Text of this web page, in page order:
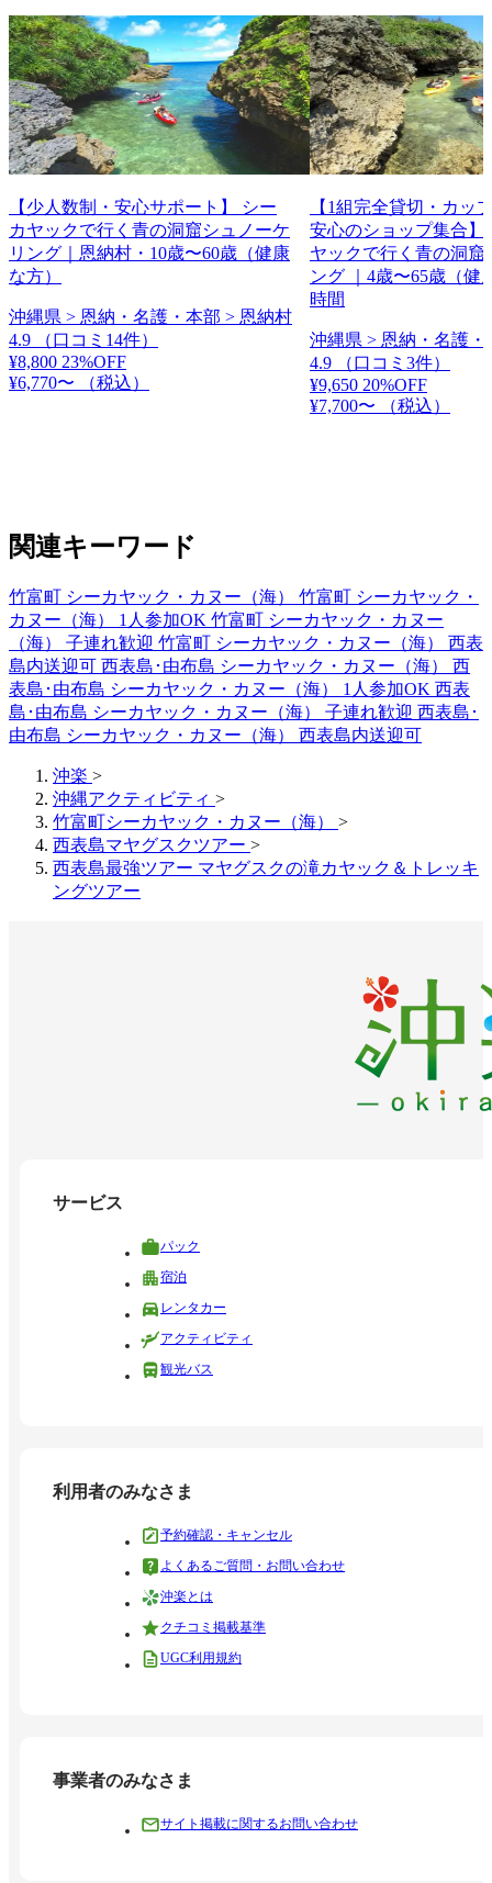
【少人数制・安心サポート】 シー
カヤックで行く青の洞窟シュノーケ
リング｜恩納村・10歳〜60歳（健康
な方）
沖縄県 > 恩納・名護・本部 > 恩納村
4.9
（口コミ14件）
¥8,800 23%OFF
¥6,770〜
（税込）
【1組完全貸切・カッ
安心のショップ集合】
ヤックで行く青の洞窟
ング ｜4歳〜65歳（健
時間
沖縄県 > 恩納・名護・
4.9
（口コミ3件）
¥9,650 20%OFF
¥7,700〜
（税込）
関連キーワード
竹富町 シーカヤック・カヌー（海） 竹富町 シーカヤック・
カヌー（海） 1人参加OK 竹富町 シーカヤック・カヌー
（海） 子連れ歓迎 竹富町 シーカヤック・カヌー（海） 西表
島内送迎可 西表島･由布島 シーカヤック・カヌー（海） 西
表島･由布島 シーカヤック・カヌー（海） 1人参加OK 西表
島･由布島 シーカヤック・カヌー（海） 子連れ歓迎 西表島･
由布島 シーカヤック・カヌー（海） 西表島内送迎可
沖楽 >
沖縄アクティビティ >
竹富町シーカヤック・カヌー（海） >
西表島マヤグスクツアー >
西表島最強ツアー マヤグスクの滝カヤック＆トレッキ
ングツアー
サービス
パック
宿泊
レンタカー
アクティビティ
観光バス
利用者のみなさま
予約確認・キャンセル
よくあるご質問・お問い合わせ
沖楽とは
クチコミ掲載基準
UGC利用規約
事業者のみなさま
サイト掲載に関するお問い合わせ